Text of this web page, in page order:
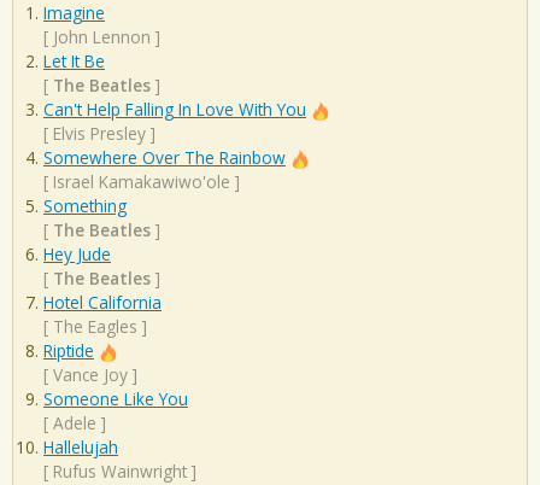
Imagine
[ John Lennon ]
Let It Be
[ The Beatles ]
Can't Help Falling In Love With You
[ Elvis Presley ]
Somewhere Over The Rainbow
[ Israel Kamakawiwo'ole ]
Something
[ The Beatles ]
Hey Jude
[ The Beatles ]
Hotel California
[ The Eagles ]
Riptide
[ Vance Joy ]
Someone Like You
[ Adele ]
Hallelujah
[ Rufus Wainwright ]